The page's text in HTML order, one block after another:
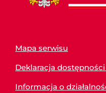
Mapa serwisu
Deklaracja
Informacja o